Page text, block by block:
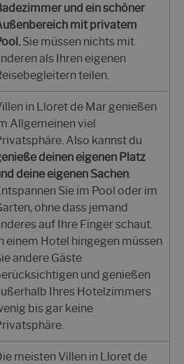
und ein schöner
mit privatem
Sie müssen nichts mit
als Ihren eigenen
teilen.
in Lloret de Mar genießen
Allgemeinen viel
Also kannst du
deinen eigenen Platz
deine eigenen Sachen.
Sie im Pool oder im
ohne dass jemand
auf Ihre Finger schaut.
einem Hotel hingegen müssen
andere Gäste
und genießen
Ihres Hotelzimmers
bis gar keine
meisten Villen in Lloret de